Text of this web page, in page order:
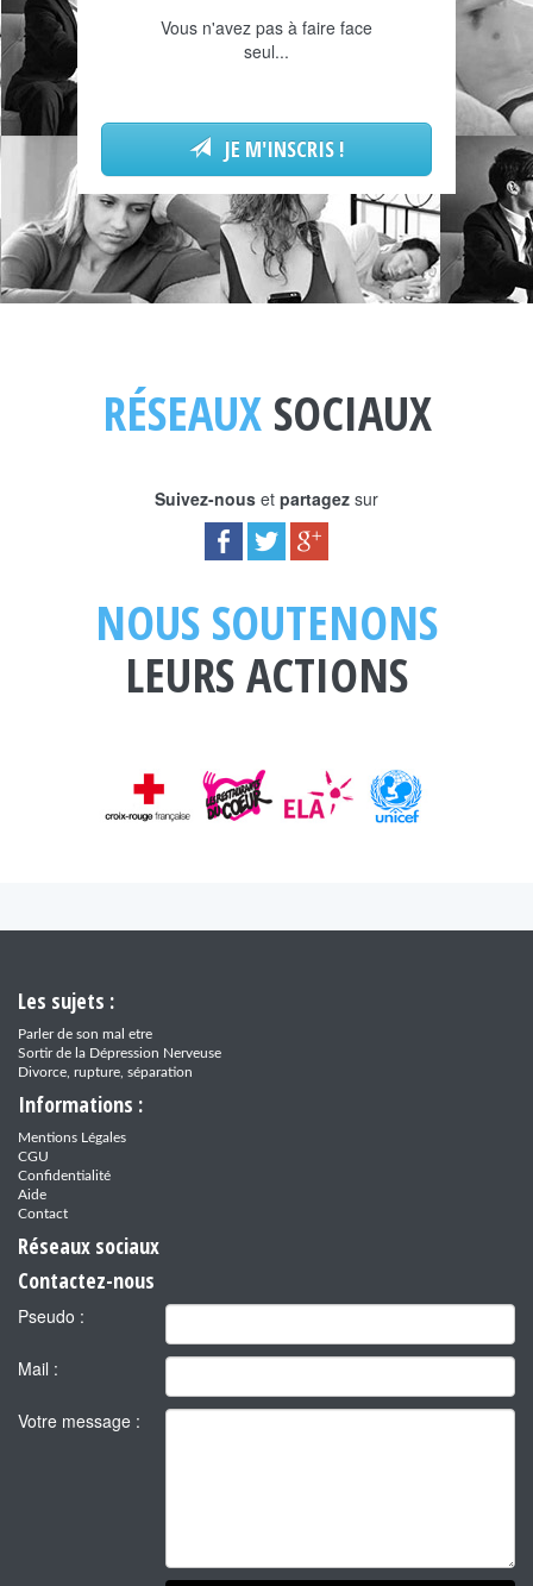
Vous n'avez pas à faire face
seul...
JE M'INSCRIS !
RÉSEAUX SOCIAUX
Suivez-nous et partagez sur
NOUS SOUTENONS
LEURS ACTIONS
Les sujets :
Parler de son mal etre
Sortir de la Dépression Nerveuse
Divorce, rupture, séparation
Informations :
Mentions Légales
CGU
Confidentialité
Aide
Contact
Réseaux sociaux
Contactez-nous
Pseudo :
Mail :
Votre message :